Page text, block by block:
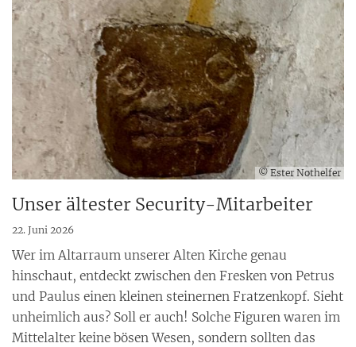
© Ester Nothelfer
Unser ältester Security-Mitarbeiter
22. Juni 2026
Wer im Altarraum unserer Alten Kirche genau
hinschaut, entdeckt zwischen den Fresken von Petrus
und Paulus einen kleinen steinernen Fratzenkopf. Sieht
unheimlich aus? Soll er auch! Solche Figuren waren im
Mittelalter keine bösen Wesen, sondern sollten das